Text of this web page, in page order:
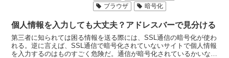
ブラウザ
暗号化
個人情報を入力しても大丈夫？アドレスバーで見分ける
第三者に知られては困る情報を送る際には、SSL通信の暗号化が使わ
れる。逆に言えば、SSL通信で暗号化されていないサイトで個人情報
を入力するのはものすごく危険だ。通信が暗号化されているかいない